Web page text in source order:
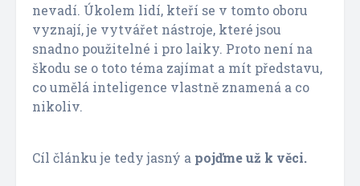
nevadí. Úkolem lidí, kteří se v tomto oboru
vyznají, je vytvářet nástroje, které jsou
snadno použitelné i pro laiky. Proto není na
škodu se o toto téma zajímat a mít představu,
co umělá inteligence vlastně znamená a co
nikoliv.
Cíl článku je tedy jasný a pojďme už k věci.